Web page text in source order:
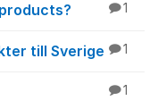
1
till Sverige 1
1